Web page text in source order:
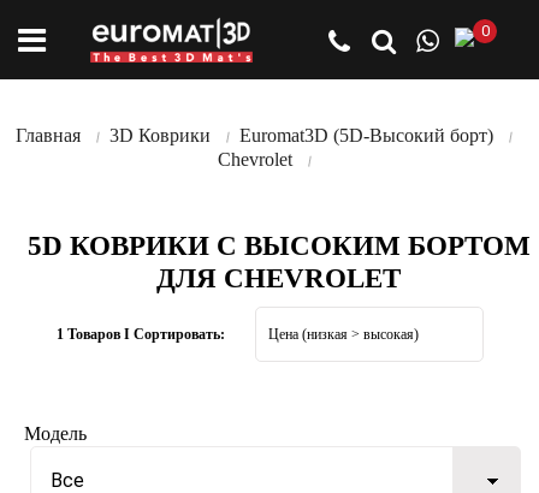
0
Главная 3D Коврики
Euromat3D (5D-Высокий борт)
Chevrolet
5D КОВРИКИ С ВЫСОКИМ БОРТОМ
ДЛЯ CHEVROLET
1 Товаров I Сортировать:
Модель
Все